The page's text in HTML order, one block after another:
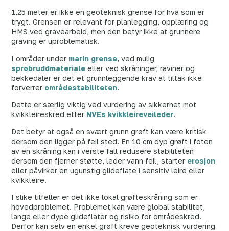
1,25 meter er ikke en geoteknisk grense for hva som er
trygt. Grensen er relevant for planlegging, opplæring og
HMS ved gravearbeid, men den betyr ikke at grunnere
graving er uproblematisk.
I områder under marin grense, ved mulig
sprøbruddmateriale eller ved skråninger, raviner og
bekkedaler er det et grunnleggende krav at tiltak ikke
forverrer områdestabiliteten.
Dette er særlig viktig ved vurdering av sikkerhet mot
kvikkleireskred etter NVEs kvikkleireveileder.
Det betyr at også en svært grunn grøft kan være kritisk
dersom den ligger på feil sted. En 10 cm dyp grøft i foten
av en skråning kan i verste fall redusere stabiliteten
dersom den fjerner støtte, leder vann feil, starter erosjon
eller påvirker en ugunstig glideflate i sensitiv leire eller
kvikkleire.
I slike tilfeller er det ikke lokal grøfteskråning som er
hovedproblemet. Problemet kan være global stabilitet,
lange eller dype glideflater og risiko for områdeskred.
Derfor kan selv en enkel grøft kreve geoteknisk vurdering